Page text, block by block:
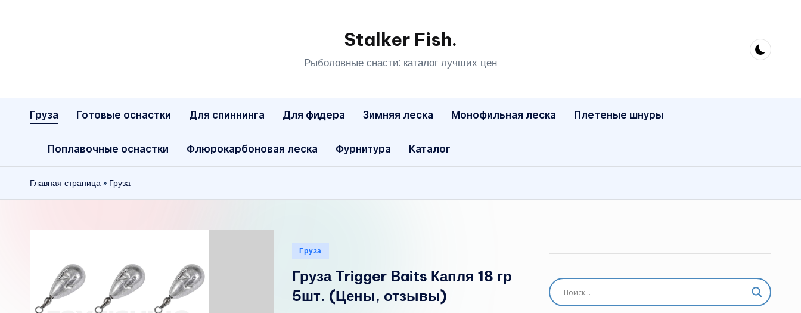
Stalker Fish.
Рыболовные снасти: каталог лучших цен
Груза Готовые оснастки Для спиннинга Для фидера Зимняя леска Монофильная леска Плетеные шнуры
Поплавочные оснастки Флюрокарбоновая леска Фурнитура Каталог
Главная страница » Груза
Опубликовано
Груза
Груза Trigger Baits Капля 18 гр
5шт. (Цены, отзывы)